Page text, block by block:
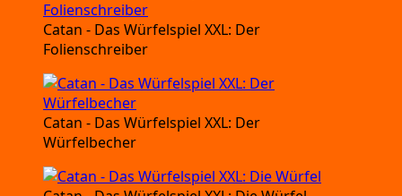
Catan - Das Wür­fel­spiel XXL: Der
Folienschreiber
Catan - Das Wür­fel­spiel XXL: Der
Würfelbecher